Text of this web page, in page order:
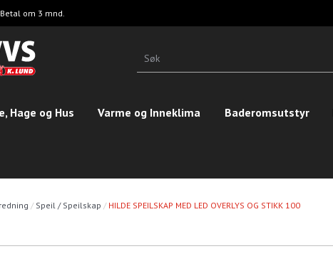
om 3 mnd.
Hage og Hus Varme og Inneklima Baderomsutstyr
Speil / Speilskap HILDE SPEILSKAP MED LED OVERLYS OG STIKK 100